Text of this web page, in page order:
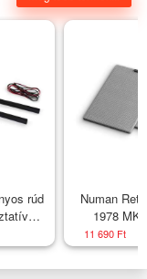
rúd
es
Numan
1978
11 690 Ft